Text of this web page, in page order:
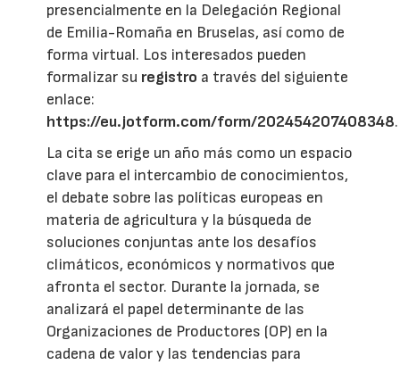
presencialmente en la Delegación Regional
de Emilia-Romaña en Bruselas, así como de
forma virtual. Los interesados pueden
formalizar su registro a través del siguiente
enlace:
https://eu.jotform.com/form/202454207408348.
La cita se erige un año más como un espacio
clave para el intercambio de conocimientos,
el debate sobre las políticas europeas en
materia de agricultura y la búsqueda de
soluciones conjuntas ante los desafíos
climáticos, económicos y normativos que
afronta el sector. Durante la jornada, se
analizará el papel determinante de las
Organizaciones de Productores (OP) en la
cadena de valor y las tendencias para